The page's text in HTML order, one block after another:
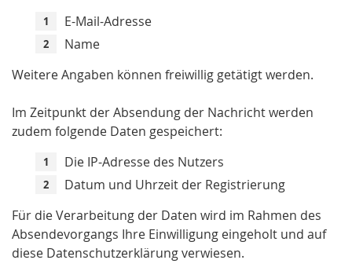
E-Mail-Adresse
Name
Weitere Angaben können freiwillig getätigt werden.
Im Zeitpunkt der Absendung der Nachricht werden
zudem folgende Daten gespeichert:
Die IP-Adresse des Nutzers
Datum und Uhrzeit der Registrierung
Für die Verarbeitung der Daten wird im Rahmen des
Absendevorgangs Ihre Einwilligung eingeholt und auf
diese Datenschutzerklärung verwiesen.